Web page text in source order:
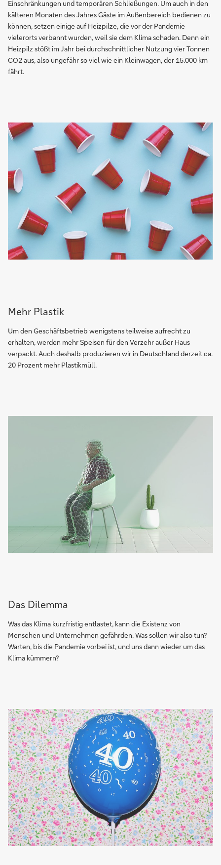
Einschränkungen und temporären Schließungen. Um auch in den
kälteren Monaten des Jahres Gäste im Außenbereich bedienen zu
können, setzen einige auf Heizpilze, die vor der Pandemie
vielerorts verbannt wurden, weil sie dem Klima schaden. Denn ein
Heizpilz stößt im Jahr bei durchschnittlicher Nutzung vier Tonnen
CO2 aus, also ungefähr so viel wie ein Kleinwagen, der 15.000 km
fährt.
Mehr Plastik
Um den Geschäftsbetrieb wenigstens teilweise aufrecht zu
erhalten, werden mehr Speisen für den Verzehr außer Haus
verpackt. Auch deshalb produzieren wir in Deutschland derzeit ca.
20 Prozent mehr Plastikmüll.
Das Dilemma
Was das Klima kurzfristig entlastet, kann die Existenz von
Menschen und Unternehmen gefährden. Was sollen wir also tun?
Warten, bis die Pandemie vorbei ist, und uns dann wieder um das
Klima kümmern?